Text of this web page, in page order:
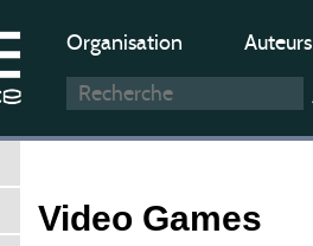
Organisation Auteurs
Video Games